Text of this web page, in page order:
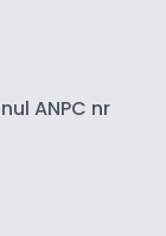
ANPC nr